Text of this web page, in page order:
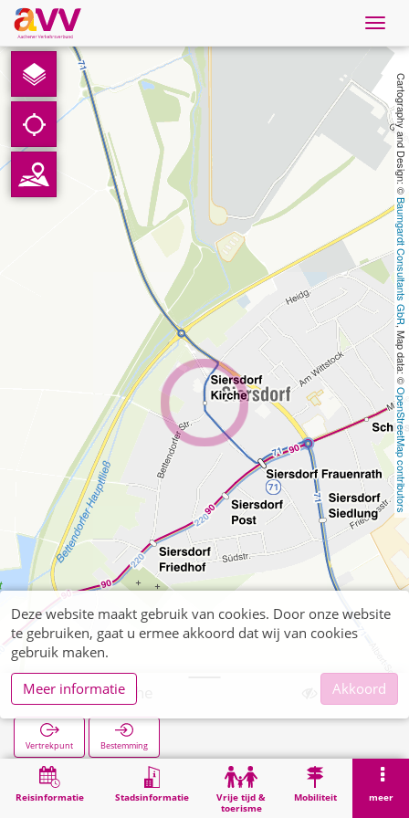
Nederlands
Downloads
Contact
Gegevensbescherming
Cartography and Design: ©
Baumgardt Consultants GbR
, Map data: ©
OpenStreetMap contributors
Reisinformatie Stadsinformatie
Vrije tijd &
toerisme
Mobiliteit meer
Siersdorf Kirche
Vertrekpunt Bestemming
Zoekopracht Siersdorf Kirche
Deze website maakt gebruik van cookies. Door onze website
te gebruiken, gaat u ermee akkoord dat wij van cookies
gebruik maken.
Meer informatie
Akkoord